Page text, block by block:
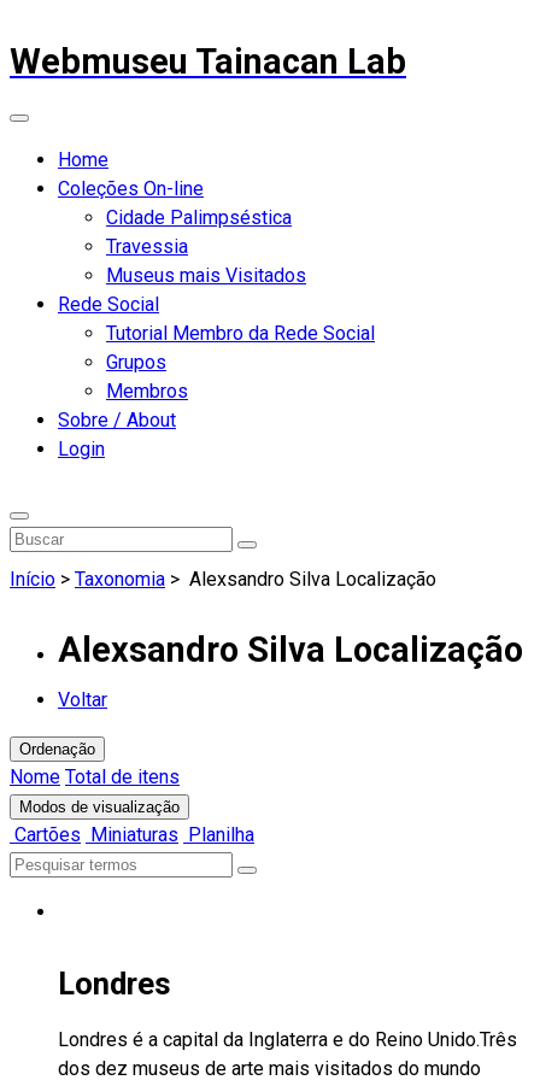
Webmuseu Tainacan Lab
Home
Coleções On-line
Cidade Palimpséstica
Travessia
Museus mais Visitados
Rede Social
Tutorial Membro da Rede Social
Grupos
Membros
Sobre / About
Login
Início > Taxonomia > Alexsandro Silva Localização
Alexsandro Silva Localização
Voltar
Ordenação
Nome Total de itens
Modos de visualização
Cartões Miniaturas Planilha
Londres
Londres é a capital da Inglaterra e do Reino Unido.Três
dos dez museus de arte mais visitados do mundo